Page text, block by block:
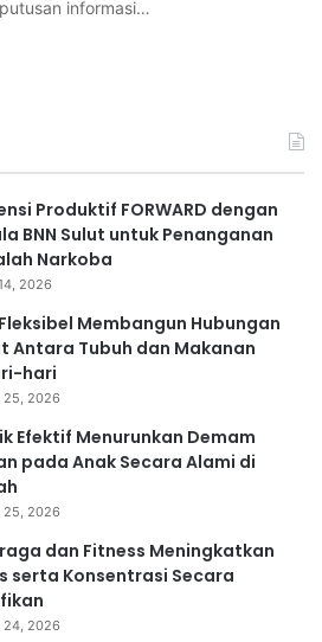
informasi…
Produktif FORWARD dengan
BNN Sulut untuk Penanganan
Narkoba
2026
Membangun Hubungan
Antara Tubuh dan Makanan
hari
25, 2026
Efektif Menurunkan Demam
pada Anak Secara Alami di
25, 2026
dan Fitness Meningkatkan
serta Konsentrasi Secara
24, 2026